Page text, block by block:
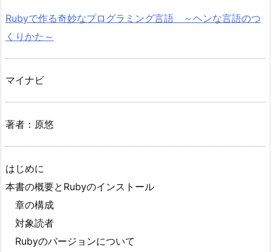
Rubyで作る奇妙なプログラミング言語 ～ヘンな言語のつ
くりかた～
マイナビ
著者：原悠
はじめに
本書の概要とRubyのインストール
章の構成
対象読者
Rubyのバージョンについて